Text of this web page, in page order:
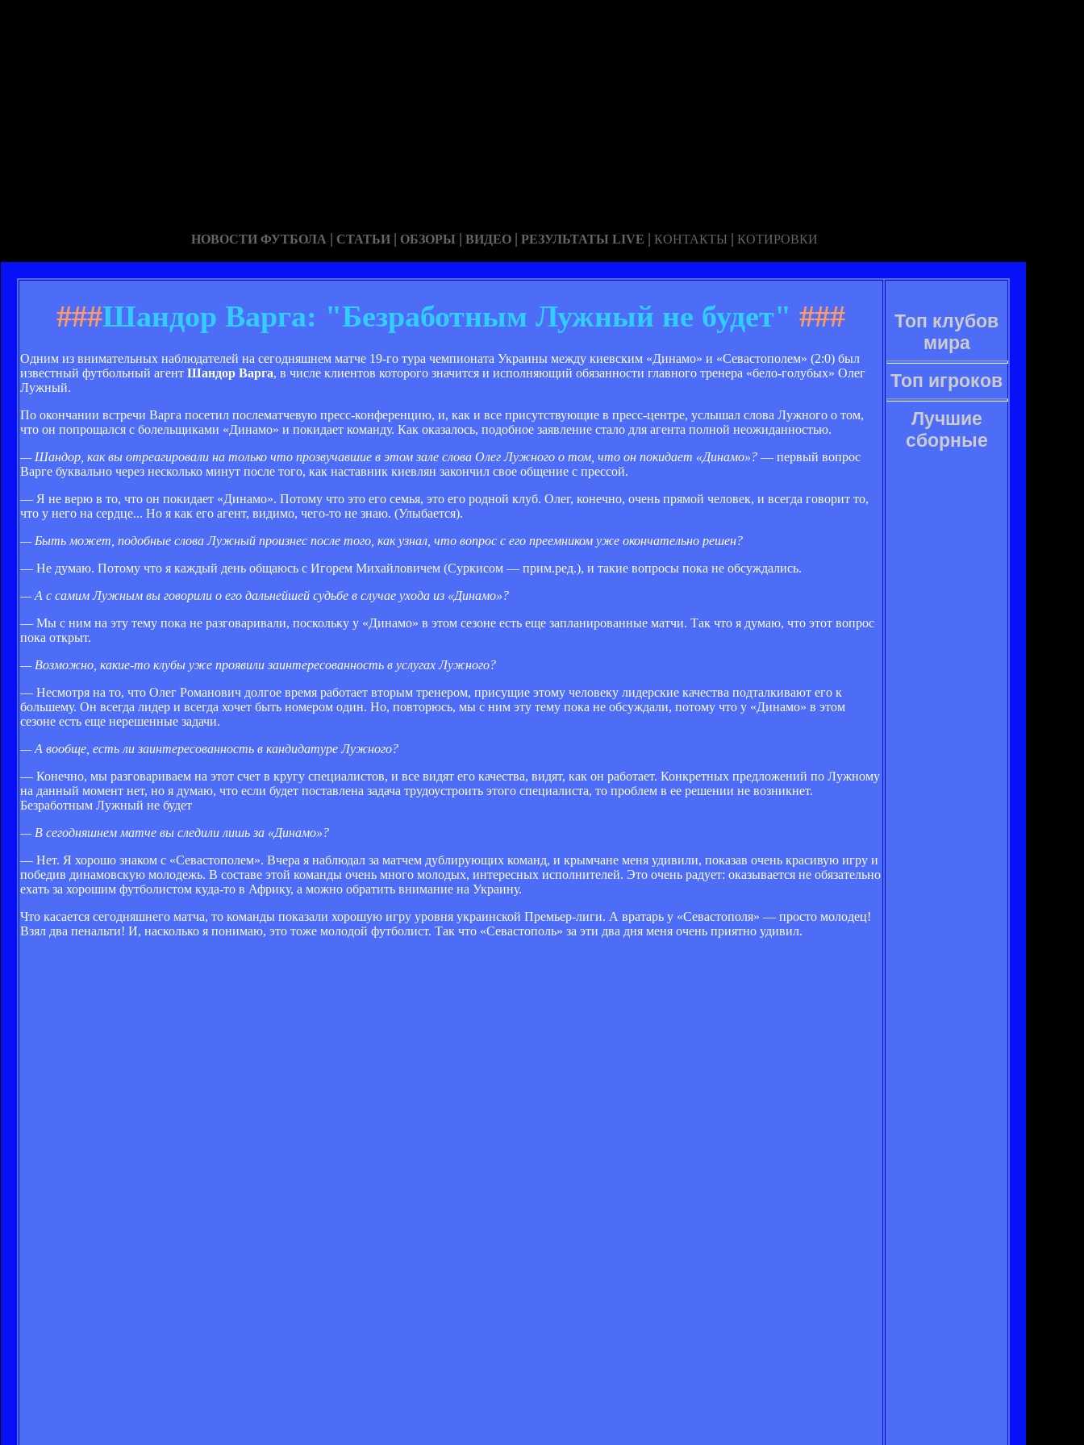
НОВОСТИ ФУТБОЛА | СТАТЬИ | ОБЗОРЫ | ВИДЕО | РЕЗУЛЬТАТЫ LIVE | КОНТАКТЫ | КОТИРОВКИ
###Шандор Варга: "Безработным Лужный не будет" ###
Одним из внимательных наблюдателей на сегодняшнем матче 19-го тура чемпионата Украины между киевским «Динамо» и «Севастополем» (2:0) был
известный футбольный агент Шандор Варга, в числе клиентов которого значится и исполняющий обязанности главного тренера «бело-голубых» Олег
Лужный.
По окончании встречи Варга посетил послематчевую пресс-конференцию, и, как и все присутствующие в пресс-центре, услышал слова Лужного о том,
что он попрощался с болельщиками «Динамо» и покидает команду. Как оказалось, подобное заявление стало для агента полной неожиданностью.
— Шандор, как вы отреагировали на только что прозвучавшие в этом зале слова Олег Лужного о том, что он покидает «Динамо»? — первый вопрос
Варге буквально через несколько минут после того, как наставник киевлян закончил свое общение с прессой.
— Я не верю в то, что он покидает «Динамо». Потому что это его семья, это его родной клуб. Олег, конечно, очень прямой человек, и всегда говорит то,
что у него на сердце... Но я как его агент, видимо, чего-то не знаю. (Улыбается).
— Быть может, подобные слова Лужный произнес после того, как узнал, что вопрос с его преемником уже окончательно решен?
— Не думаю. Потому что я каждый день общаюсь с Игорем Михайловичем (Суркисом — прим.ред.), и такие вопросы пока не обсуждались.
— А с самим Лужным вы говорили о его дальнейшей судьбе в случае ухода из «Динамо»?
— Мы с ним на эту тему пока не разговаривали, поскольку у «Динамо» в этом сезоне есть еще запланированные матчи. Так что я думаю, что этот вопрос
пока открыт.
— Возможно, какие-то клубы уже проявили заинтересованность в услугах Лужного?
— Несмотря на то, что Олег Романович долгое время работает вторым тренером, присущие этому человеку лидерские качества подталкивают его к
большему. Он всегда лидер и всегда хочет быть номером один. Но, повторюсь, мы с ним эту тему пока не обсуждали, потому что у «Динамо» в этом
сезоне есть еще нерешенные задачи.
— А вообще, есть ли заинтересованность в кандидатуре Лужного?
— Конечно, мы разговариваем на этот счет в кругу специалистов, и все видят его качества, видят, как он работает. Конкретных предложений по Лужному
на данный момент нет, но я думаю, что если будет поставлена задача трудоустроить этого специалиста, то проблем в ее решении не возникнет.
Безработным Лужный не будет
— В сегодняшнем матче вы следили лишь за «Динамо»?
— Нет. Я хорошо знаком с «Севастополем». Вчера я наблюдал за матчем дублирующих команд, и крымчане меня удивили, показав очень красивую игру и
победив динамовскую молодежь. В составе этой команды очень много молодых, интересных исполнителей. Это очень радует: оказывается не обязательно
ехать за хорошим футболистом куда-то в Африку, а можно обратить внимание на Украину.
Что касается сегодняшнего матча, то команды показали хорошую игру уровня украинской Премьер-лиги. А вратарь у «Севастополя» — просто молодец!
Взял два пенальти! И, насколько я понимаю, это тоже молодой футболист. Так что «Севастополь» за эти два дня меня очень приятно удивил.
Топ клубов
мира
Топ игроков
Лучшие
сборные